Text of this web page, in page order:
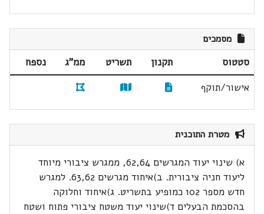
מסמכים
סטטוס תקנון תשריט ממ"ג
נספח
אישור/תוקף
מטרת התוכנית
א) שינוי יעוד המגרשים 62,64, ממגרש ציבורי מיוחד
ליעוד חניה ציבורית. ב)איחוד מגרשים 63,62. למגרש
חדש מספר 102 כמופיע בתשריט. ג)איחוד וחלוקה
בהסכמת הבעלים ד)שינוי יעוד משטח ציבורי פתוח ושטח